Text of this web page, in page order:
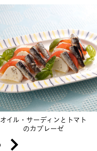
オイル・サーディンとトマト
のカプレーゼ